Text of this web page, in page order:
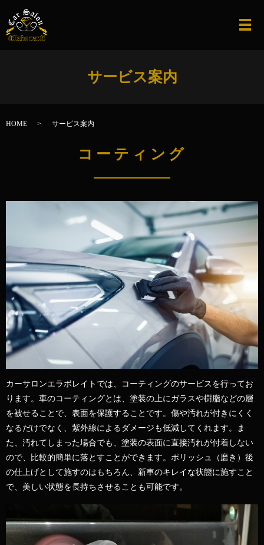
メ
サービス案内
HOME サービス案内
コーティング
カーサロンエラボレイトでは、コーティングのサービスを行ってお
ります。車のコーティングとは、塗装の上にガラスや樹脂などの層
を被せることで、表面を保護することです。傷や汚れが付きにくく
なるだけでなく、紫外線によるダメージも低減してくれます。ま
た、汚れてしまった場合でも、塗装の表面に直接汚れが付着しない
ので、比較的簡単に落とすことができます。ポリッシュ（磨き）後
の仕上げとして施すのはもちろん、新車のキレイな状態に施すこと
で、美しい状態を長持ちさせることも可能です。